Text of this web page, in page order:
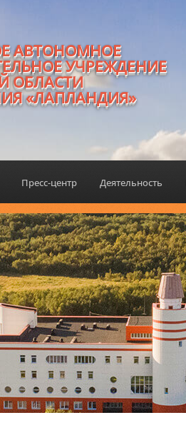
АВТОНОМНОЕ
УЧРЕЖДЕНИЕ
ОБЛАСТИ
«ЛАПЛАНДИЯ»
Пресс-центр Деятельность